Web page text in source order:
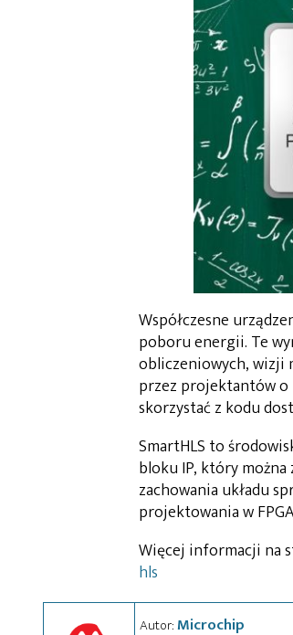
Współczesne
poboru energii. Te
obliczeniowych, wizji
przez projektantów o
skorzystać z kodu
SmartHLS to
bloku IP, który
zachowania układu
projektowania w
Więcej informacji na
hls
Autor:Microchip